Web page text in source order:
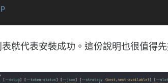
就代表安裝成功。這份說明也很值得